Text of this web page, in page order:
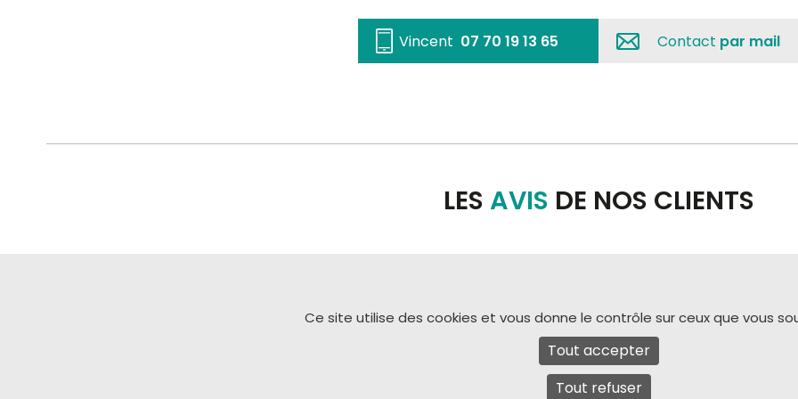
Vincent 07 70 19 13 65 Contact par mail
LES AVIS DE NOS CLIENTS
Ce site utilise des cookies et vous donne le contrôle sur ceux que vous
Tout accepter
Tout refuser